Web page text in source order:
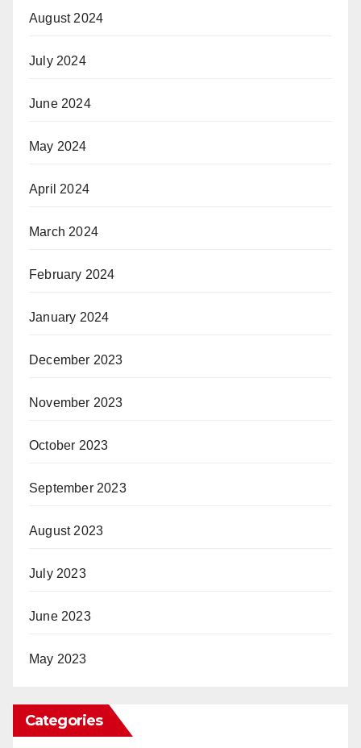
August 2024
July 2024
June 2024
May 2024
April 2024
March 2024
February 2024
January 2024
December 2023
November 2023
October 2023
September 2023
August 2023
July 2023
June 2023
May 2023
Categories